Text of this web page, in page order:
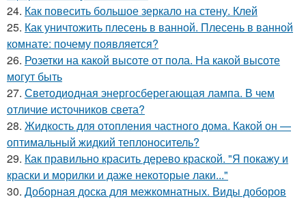
24. Как повесить большое зеркало на стену. Клей
25. Как уничтожить плесень в ванной. Плесень в ванной
комнате: почему появляется?
26. Розетки на какой высоте от пола. На какой высоте
могут быть
27. Светодиодная энергосберегающая лампа. В чем
отличие источников света?
28. Жидкость для отопления частного дома. Какой он —
оптимальный жидкий теплоноситель?
29. Как правильно красить дерево краской. "Я покажу и
краски и морилки и даже некоторые лаки..."
30. Доборная доска для межкомнатных. Виды доборов